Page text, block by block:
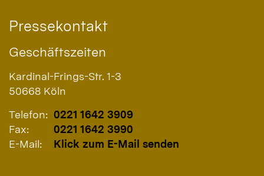
Pressekontakt
Geschäftszeiten
Kardinal-Frings-Str. 1-3
50668 Köln
Telefon: 0221 1642 3909
Fax:
0221 1642 3990
E-Mail:
Klick zum E-Mail senden